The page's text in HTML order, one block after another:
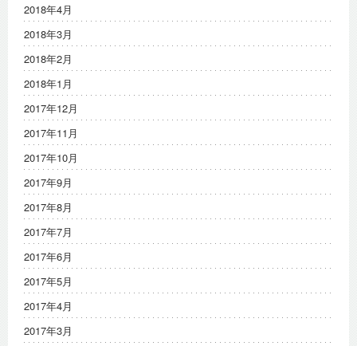
2018年4月
2018年3月
2018年2月
2018年1月
2017年12月
2017年11月
2017年10月
2017年9月
2017年8月
2017年7月
2017年6月
2017年5月
2017年4月
2017年3月